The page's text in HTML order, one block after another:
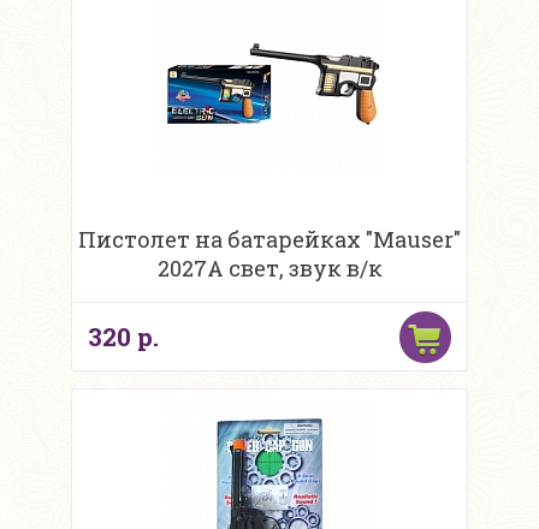
Пистолет на батарейках "Mauser"
2027A свет, звук в/к
320 р.